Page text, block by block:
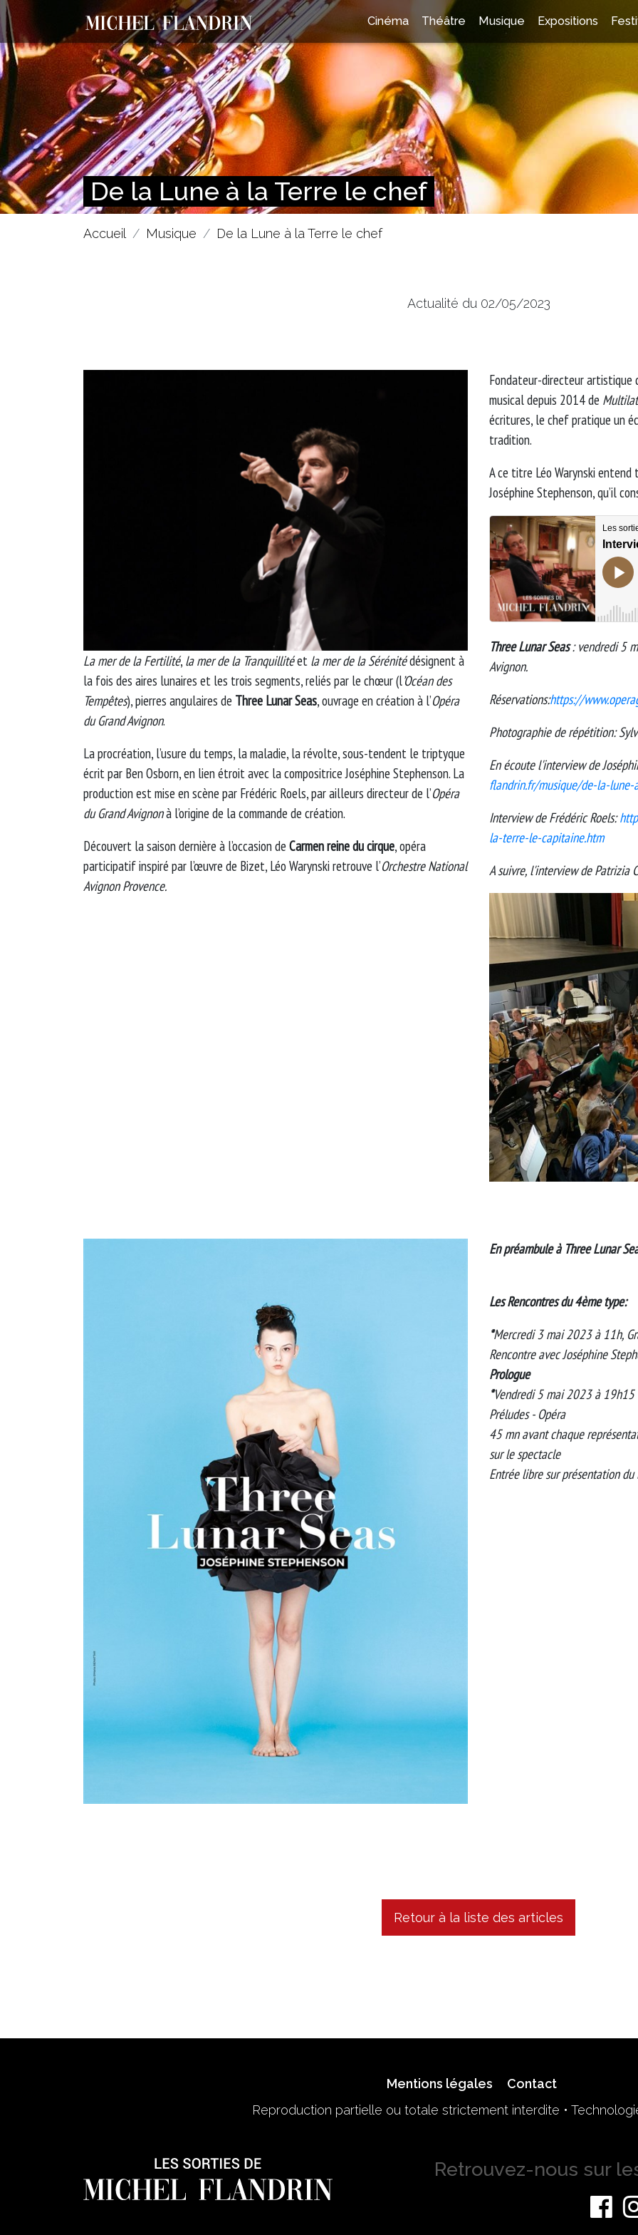
Cinéma Théâtre Musique Expositions
De la Lune à la Terre le chef
Accueil Musique De la Lune à la Terre le chef
Actualité du 02/05/2023
La mer de la Fertilité, la mer de la Tranquillitéet la mer de la Sérénitédésignent à
la fois des aires lunaires et les trois segments, reliés par le chœur (l’Océan des
Tempêtes), pierres angulaires de Three Lunar Seas, ouvrage en création à l’Opéra
du Grand Avignon.
La procréation, l’usure du temps, la maladie, la révolte, sous-tendent le triptyque
écrit par Ben Osborn, en lien étroit avec la compositrice Joséphine Stephenson. La
production est mise en scène par Frédéric Roels, par ailleurs directeur de l’Opéra
du Grand Avignonà l’origine de la commande de création.
Découvert la saison dernière à l’occasion de Carmen reine du cirque, opéra
participatif inspiré par l’œuvre de Bizet, Léo Warynski retrouve l’Orchestre National
Avignon Provence.
Fondateur-directeur artistique
musical depuis 2014 de
écritures, le chef pratique un
tradition.
A ce titre Léo Warynski
Joséphine Stephenson, qu’il
Three Lunar Seas: vendredi 5
Avignon.
Réservations:https://
Photographie de répétition:
En écoute l'interview de
flandrin.fr/musique/de-la-lune-
Interview de Frédéric Roels:
la-terre-le-capitaine.htm
A suivre, l'interview de Patrizia
En préambule à Three Lunar
Les Rencontres du 4ème type:
*Mercredi 3 mai 2023 à 11h,
Rencontre avec Joséphine
Prologue
*Vendredi 5 mai 2023 à
Préludes - Opéra
45 mn avant chaque
sur le spectacle
Entrée libre sur présentation
Retour à la liste des articles
Mentions légales
Contact
Reproduction partielle ou totale strictement interdite •
Retrouvez-nous sur